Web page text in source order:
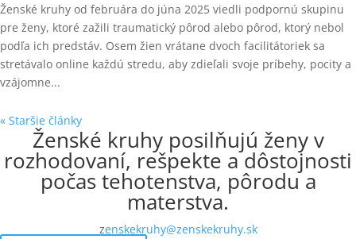
Ženské kruhy od februára do júna 2025 viedli podpornú skupinu
pre ženy, ktoré zažili traumatický pôrod alebo pôrod, ktorý nebol
podľa ich predstáv. Osem žien vrátane dvoch facilitátoriek sa
stretávalo online každú stredu, aby zdieľali svoje príbehy, pocity a
vzájomne...
« Staršie články
Ženské kruhy posilňujú ženy v
rozhodovaní, rešpekte a dôstojnosti
počas tehotenstva, pôrodu a
materstva.
zenskekruhy@zenskekruhy.sk